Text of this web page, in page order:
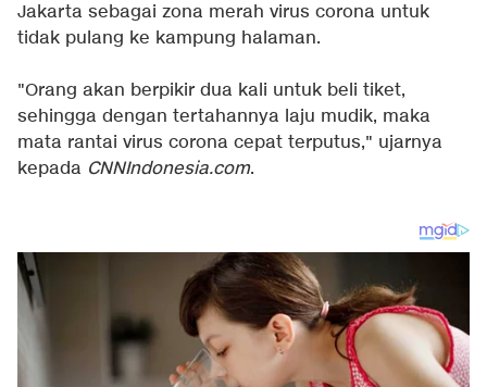
Jakarta sebagai zona merah virus corona untuk
tidak pulang ke kampung halaman.
"Orang akan berpikir dua kali untuk beli tiket,
sehingga dengan tertahannya laju mudik, maka
mata rantai virus corona cepat terputus," ujarnya
kepada CNNIndonesia.com.